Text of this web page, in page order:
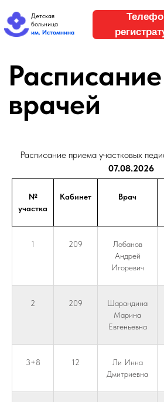
Телефон
больница
им. Истомнина
врачей
Расписание приема участковых
07.08.2026
№
участка
Кабинет Врач
1 209
Лобанов
Андрей
Игоревич
2 209
Шарандина
Марина
Евгеньевна
3+8 12
Ли Инна
Дмитриевна